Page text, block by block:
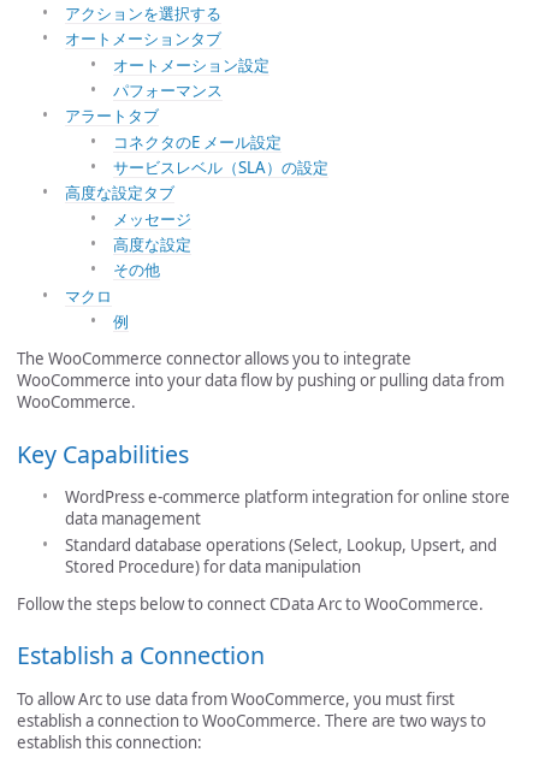
アクションを選択する
オートメーションタブ
オートメーション設定
パフォーマンス
アラートタブ
コネクタのE メール設定
サービスレベル（SLA）の設定
高度な設定タブ
メッセージ
高度な設定
その他
マクロ
例
The WooCommerce connector allows you to integrate
WooCommerce into your data flow by pushing or pulling data from
WooCommerce.
Key Capabilities
WordPress e-commerce platform integration for online store
data management
Standard database operations (Select, Lookup, Upsert, and
Stored Procedure) for data manipulation
Follow the steps below to connect CData Arc to WooCommerce.
Establish a Connection
To allow Arc to use data from WooCommerce, you must first
establish a connection to WooCommerce. There are two ways to
establish this connection: